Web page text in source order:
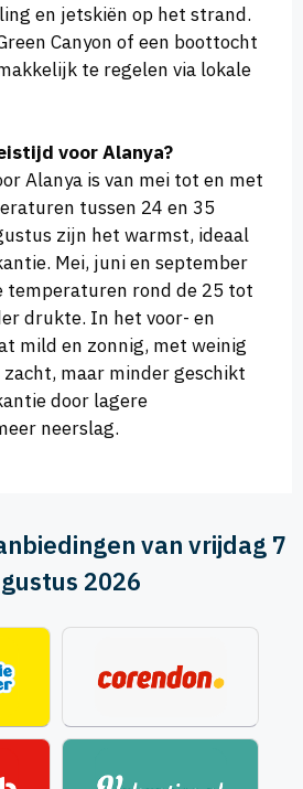
en jetskiën op het strand.
Canyon of een boottocht
te regelen via lokale
voor Alanya?
Alanya is van mei tot en met
tussen 24 en 35
zijn het warmst, ideaal
Mei, juni en september
temperaturen rond de 25 tot
drukte. In het voor- en
mild en zonnig, met weinig
maar minder geschikt
door lagere
neerslag.
van vrijdag 7
2026